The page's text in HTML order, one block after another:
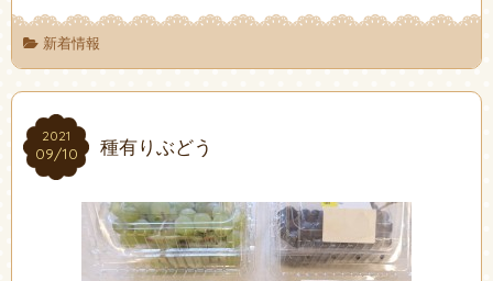
新着情報
2021
09/10
2021
09/10 種有りぶどう